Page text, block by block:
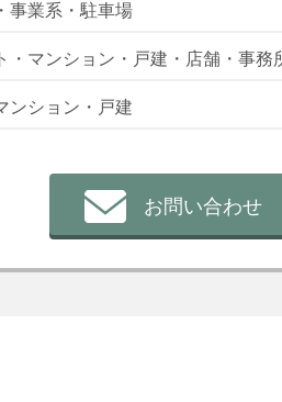
業系・駐車場
マンション・戸建・店舗・事務
ション・戸建
お問い合わせ